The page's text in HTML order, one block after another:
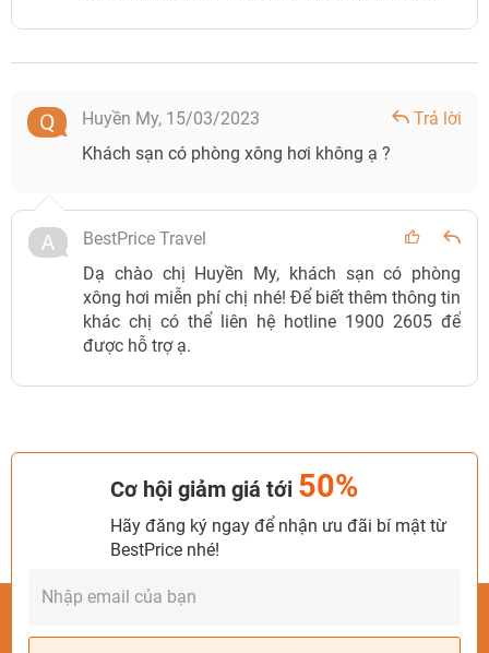
Huyền My, 15/03/2023
Trả lời
Khách sạn có phòng xông hơi không ạ ?
BestPrice Travel
Dạ chào chị Huyền My, khách sạn có phòng
xông hơi miễn phí chị nhé! Để biết thêm thông tin
khác chị có thể liên hệ hotline 1900 2605 để
được hỗ trợ ạ.
Cơ hội giảm giá tới 50%
Hãy đăng ký ngay để nhận ưu đãi bí mật từ
BestPrice nhé!